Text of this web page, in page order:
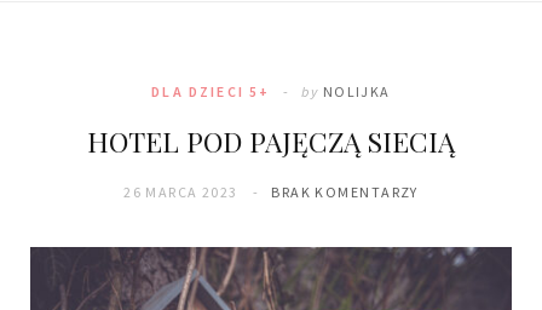
DLA DZIECI 5+ by NOLIJKA
HOTEL POD PAJĘCZĄ SIECIĄ
26 MARCA 2023 BRAK KOMENTARZY